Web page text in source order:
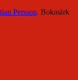
Persson. Bokmärk